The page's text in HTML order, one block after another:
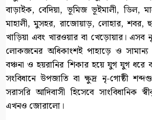
বাড়াইক, বেদিয়া, ভূমিজ ভূইমালী, ডিল,
মাহালী, মুসহর, রাজোয়াড়, লোহার, শবর,
খাড়িয়া এবং খারওয়ার বা খেড়োয়ার। এসব
লোকজনের অধিকাংশই পাহাড়ে ও
বঞ্চনা ও হয়রানির শিকার হয়ে যুগ যুগ ধরে
সংবিধানে উপজাতি বা ক্ষুদ্র নৃ-গোষ্ঠী
সরাসরি আদিবাসী হিসেবে সাংবিধানিক
এখনও জোরালো।